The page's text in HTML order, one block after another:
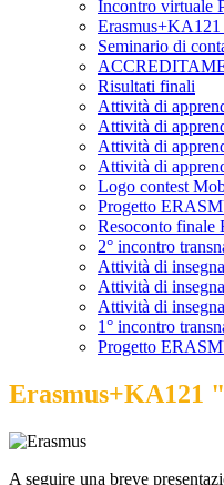
Incontro virtuale
Seminario di
Risultati finali
Attività di
Attività di
Attività di
Attività di
Logo contest
Progetto
Resoconto
2° incontro
Attività di
Attività di
Attività di
1° incontro
Progetto
Erasmus+KA121
A seguire una breve